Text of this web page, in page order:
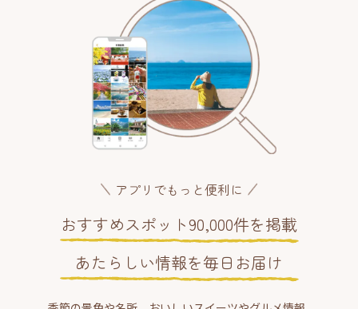
アプリでもっと便利に
おすすめスポット90,000件を掲載
あたらしい情報を毎日お届け